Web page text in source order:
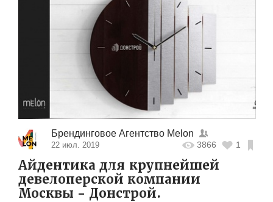
Брендинговое Агентство Melon
22 июл. 2019 3866 1
Айдентика для крупнейшей
девелоперской компании
Москвы - Донстрой.